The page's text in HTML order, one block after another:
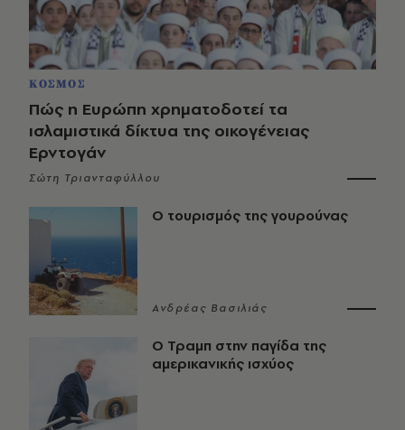
ΚΟΣΜΟΣ
Πώς η Ευρώπη χρηματοδοτεί τα
ισλαμιστικά δίκτυα της οικογένειας
Ερντογάν
Σώτη Τριανταφύλλου
Ο τουρισμός της γουρούνας
Ανδρέας Βασιλιάς
Ο Τραμπ στην παγίδα της
αμερικανικής ισχύος